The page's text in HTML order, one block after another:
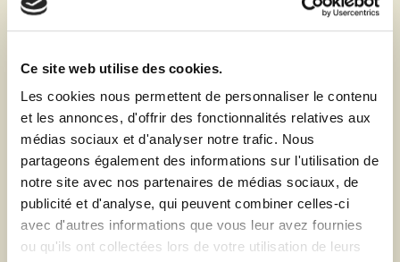
Ce site web utilise des cookies.
Les cookies nous permettent de personnaliser le contenu
et les annonces, d'offrir des fonctionnalités relatives aux
médias sociaux et d'analyser notre trafic. Nous
partageons également des informations sur l'utilisation de
notre site avec nos partenaires de médias sociaux, de
publicité et d'analyse, qui peuvent combiner celles-ci
avec d'autres informations que vous leur avez fournies
ou qu'ils ont collectées lors de votre utilisation de leurs
TABLE DE JARDIN FRED TABLE LIGHT
1 449,00 €